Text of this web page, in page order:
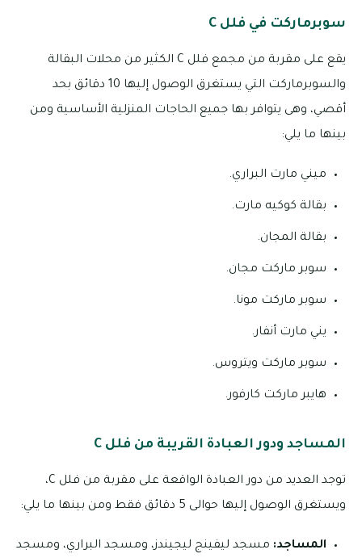
سوبرماركت في فلل C
يقع على مقربة من مجمع فلل C الكثير من محلات البقالة
والسوبرماركت التي يستغرق الوصول إليها 10 دقائق بحد
أقصي، وهى يتوافر بها جميع الحاجات المنزلية الأساسية ومن
بينها ما يلي:
ميني مارت البراري.
بقالة كوكيه مارت.
بقالة المجان.
سوبر ماركت مجان.
سوبر ماركت مونا.
يني مارت أنفار.
سوبر ماركت ويتروس.
هايبر ماركت كارفور.
المساجد ودور العبادة القريبة من فلل C
توجد العديد من دور العبادة الواقعة على مقربة من فلل C،
ويستغرق الوصول إليها حوالى 5 دقائق فقط ومن بينها ما يلي:
المساجد: مسجد ليفينج ليجيندز، ومسجد البراري، ومسجد